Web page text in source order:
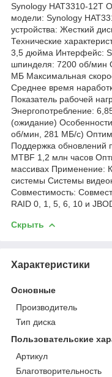
Synology HAT3310-
модели: Synology
устройства: Жесткий
Технические
3,5 дюйма Интерфейс:
шпинделя: 7200 об/мин
МБ Максимальная
Среднее время
Показатель рабочей
Энергопотребление:
(ожидание)
об/мин, 281 МБ/с)
Поддержка обновлений
MTBF 1,2 млн часов
массивах Применение:
системы Системы
Совместимость:
RAID 0, 1, 5, 6, 10 и
Скрыть
Характеристики
Основные
Производитель
Тип диска
Пользовательские
Артикул
Благотворительность